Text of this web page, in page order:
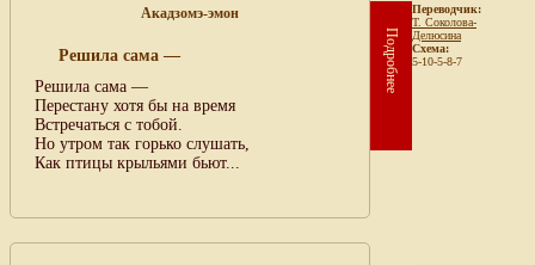
Акадзомэ-эмон
Решила сама —
Решила сама —
Перестану хотя бы на время
Встречаться с тобой.
Но утром так горько слушать,
Как птицы крыльями бьют...
Подробнее
Переводчик:
Т. Соколова-
Делюсина
Схема:
5-10-5-8-7